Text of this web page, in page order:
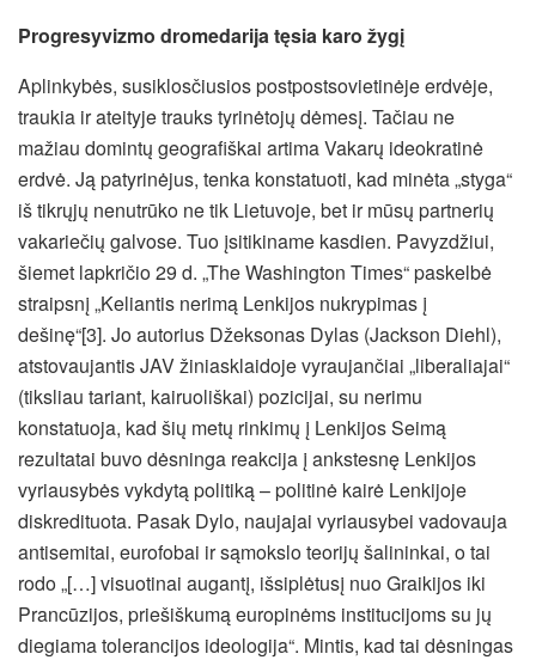
Progresyvizmo dromedarija tęsia karo žygį
Aplinkybės, susiklosčiusios postpostsovietinėje erdvėje,
traukia ir ateityje trauks tyrinėtojų dėmesį. Tačiau ne
mažiau domintų geografiškai artima Vakarų ideokratinė
erdvė. Ją patyrinėjus, tenka konstatuoti, kad minėta „styga“
iš tikrųjų nenutrūko ne tik Lietuvoje, bet ir mūsų partnerių
vakariečių galvose. Tuo įsitikiname kasdien. Pavyzdžiui,
šiemet lapkričio 29 d. „The Washington Times“ paskelbė
straipsnį „Keliantis nerimą Lenkijos nukrypimas į
dešinę“[3]. Jo autorius Džeksonas Dylas (Jackson Diehl),
atstovaujantis JAV žiniasklaidoje vyraujančiai „liberaliajai“
(tiksliau tariant, kairuoliškai) pozicijai, su nerimu
konstatuoja, kad šių metų rinkimų į Lenkijos Seimą
rezultatai buvo dėsninga reakcija į ankstesnę Lenkijos
vyriausybės vykdytą politiką – politinė kairė Lenkijoje
diskredituota. Pasak Dylo, naujajai vyriausybei vadovauja
antisemitai, eurofobai ir sąmokslo teorijų šalininkai, o tai
rodo „[…] visuotinai augantį, išsiplėtusį nuo Graikijos iki
Prancūzijos, priešiškumą europinėms institucijoms su jų
diegiama tolerancijos ideologija“. Mintis, kad tai dėsningas